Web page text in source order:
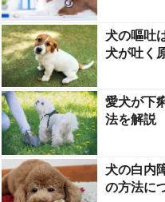
犬の嘔吐
犬が吐く
愛犬が下
法を解説
犬の白内
の方法に